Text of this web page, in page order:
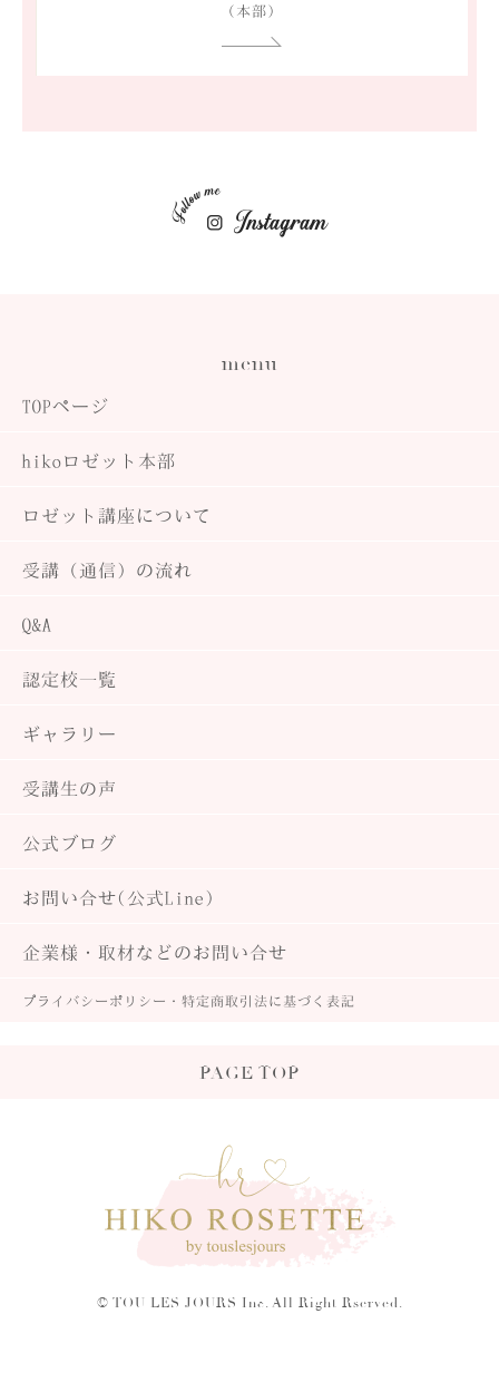
（本部）
menu
TOPページ
hikoロゼット本部
ロゼット講座について
受講（通信）の流れ
Q&A
認定校一覧
ギャラリー
受講生の声
公式ブログ
お問い合せ(公式Line)
企業様・取材などのお問い合せ
プライバシーポリシー・ 特定商取引法に基づく表記
PAGE TOP
© TOU LES JOURS Inc. All Right Rserved.